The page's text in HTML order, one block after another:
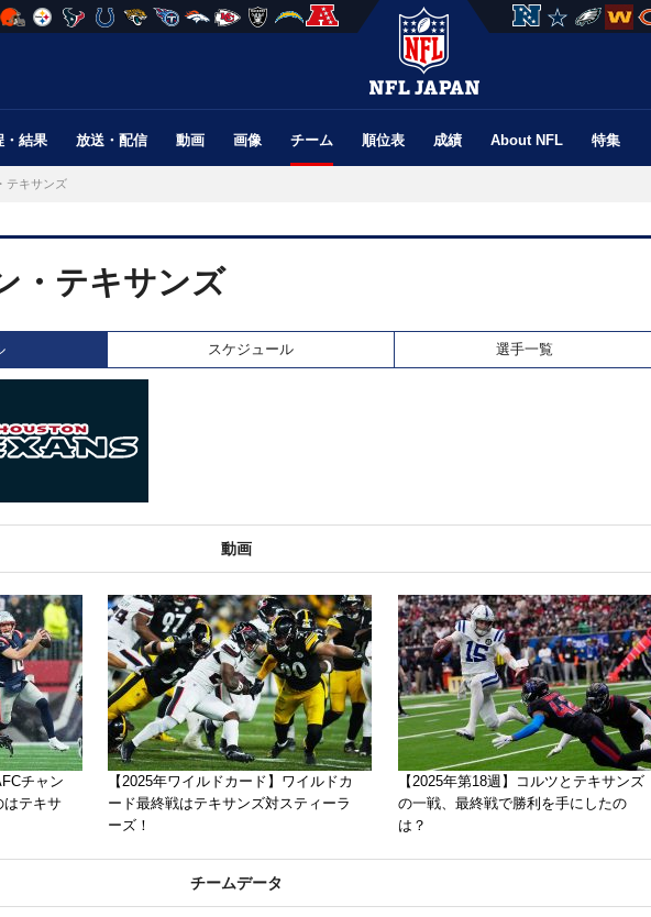
・結果 放送・配信 動画 画像 チーム 順位表 成績 About NFL 特集
テキサンズ
・テキサンズ
スケジュール 選手一覧
動画
チャン
はテキサ
【2025年ワイルドカード】ワイルドカ
ード最終戦はテキサンズ対スティーラ
ーズ！
【2025年第18週】コルツとテキサンズ
の一戦、最終戦で勝利を手にしたの
は？
チームデータ